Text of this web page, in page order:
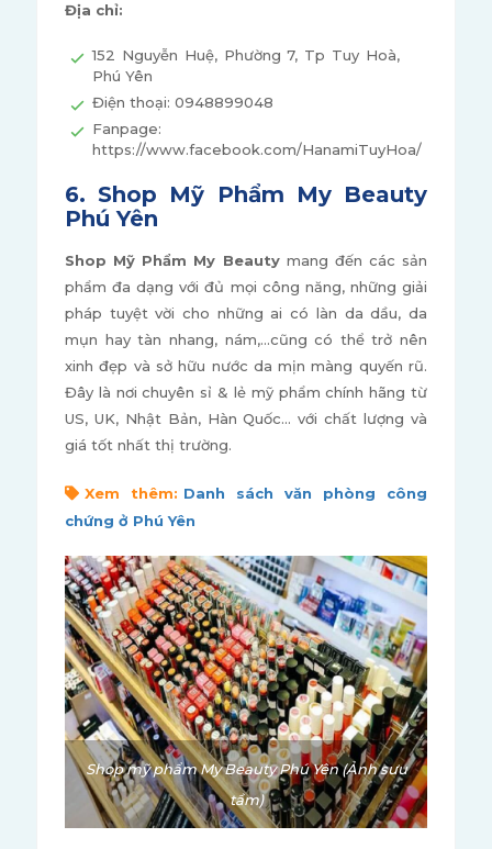
Địa chỉ:
152 Nguyễn Huệ, Phường 7, Tp Tuy Hoà,
Phú Yên
Điện thoại: 0948899048
Fanpage:
https://www.facebook.com/HanamiTuyHoa/
6. Shop Mỹ Phẩm My Beauty
Phú Yên
Shop Mỹ Phẩm My Beautymang đến các sản
phẩm đa dạng với đủ mọi công năng, những giải
pháp tuyệt vời cho những ai có làn da dầu, da
mụn hay tàn nhang, nám,...cũng có thể trở nên
xinh đẹp và sở hữu nước da mịn màng quyến rũ.
Đây là nơi chuyên sỉ & lẻ mỹ phẩm chính hãng từ
US, UK, Nhật Bản, Hàn Quốc... với chất lượng và
giá tốt nhất thị trường.
Xem thêm: Danh sách văn phòng công
chứng ở Phú Yên
Shop mỹ phẩm My Beauty Phú Yên (Ảnh sưu
tầm)